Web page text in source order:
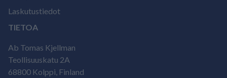
Laskutustiedot
TIETOA
Ab Tomas Kjellman
Teollisuuskatu 2A
68800 Kolppi, Finland